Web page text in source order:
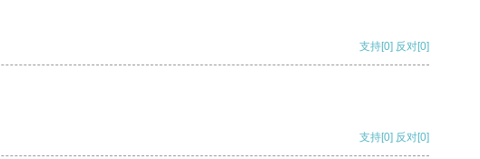
支持[0] 反对[0]
支持[0] 反对[0]